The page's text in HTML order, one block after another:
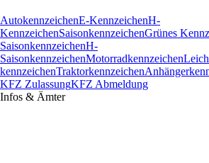
AutokennzeichenE-KennzeichenH-
KennzeichenSaisonkennzeichenGrünes
SaisonkennzeichenH-
SaisonkennzeichenMotorradkennzeichen
kennzeichenTraktorkennzeichen
KFZ ZulassungKFZ Abmeldung
Infos & Ämter